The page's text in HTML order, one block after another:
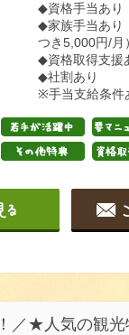
◆資格手当あり
◆家族⼿当あり
つき5,000円/月）
◆資格取得⽀援
◆社割あり
※手当支給条件
／★人気の観光